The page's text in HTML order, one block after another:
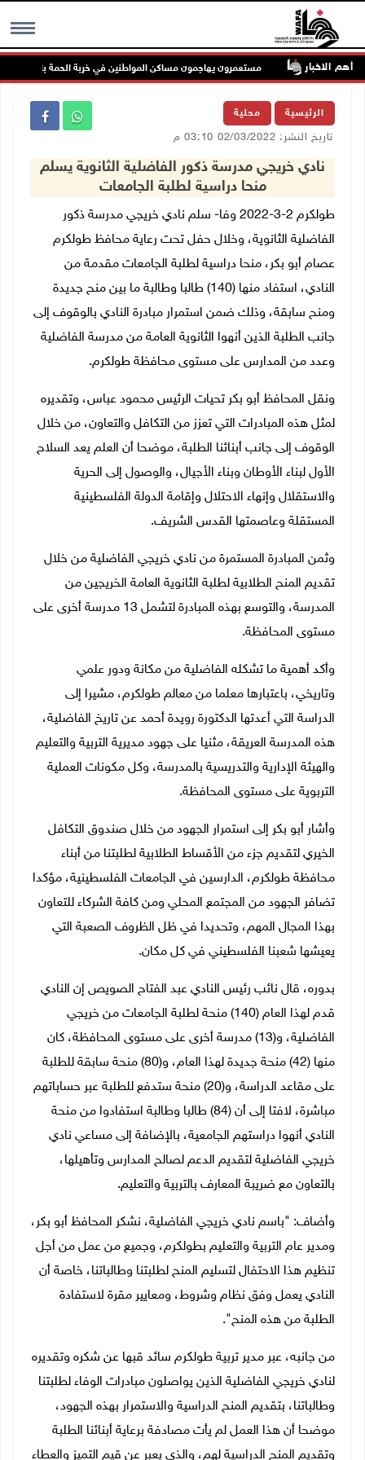
MENU أهم الاخبار مستعمرون يهاجمون مساكن المواطنين في خربة الحمة بالأغوار
الرئيسية محلية
تاريخ النشر: 02/03/2022 03:10 م
نادي خريجي مدرسة ذكور الفاضلية الثانوية يسلم
منحا دراسية لطلبة الجامعات
طولكرم 2-3-2022 وفا- سلم نادي خريجي مدرسة ذكور
الفاضلية الثانوية، وخلال حفل تحت رعاية محافظ طولكرم
عصام أبو بكر، منحا دراسية لطلبة الجامعات مقدمة من
النادي، استفاد منها (140) طالبا وطالبة ما بين منح جديدة
ومنح سابقة، وذلك ضمن استمرار مبادرة النادي بالوقوف إلى
جانب الطلبة الذين أنهوا الثانوية العامة من مدرسة الفاضلية
وعدد من المدارس على مستوى محافظة طولكرم.
ونقل المحافظ أبو بكر تحيات الرئيس محمود عباس، وتقديره
لمثل هذه المبادرات التي تعزز من التكافل والتعاون، من خلال
الوقوف إلى جانب أبنائنا الطلبة، موضحا أن العلم يعد السلاح
الأول لبناء الأوطان وبناء الأجيال، والوصول إلى الحرية
والاستقلال وإنهاء الاحتلال وإقامة الدولة الفلسطينية
المستقلة وعاصمتها القدس الشريف.
وثمن المبادرة المستمرة من نادي خريجي الفاضلية من خلال
تقديم المنح الطلابية لطلبة الثانوية العامة الخريجين من
المدرسة، والتوسع بهذه المبادرة لتشمل 13 مدرسة أخرى على
مستوى المحافظة.
وأكد أهمية ما تشكله الفاضلية من مكانة ودور علمي
وتاريخي، باعتبارها معلما من معالم طولكرم، مشيرا إلى
الدراسة التي أعدتها الدكتورة رويدة أحمد عن تاريخ الفاضلية،
هذه المدرسة العريقة، مثنيا على جهود مديرية التربية والتعليم
والهيئة الإدارية والتدريسية بالمدرسة، وكل مكونات العملية
التربوية على مستوى المحافظة.
وأشار أبو بكر إلى استمرار الجهود من خلال صندوق التكافل
الخيري لتقديم جزء من الأقساط الطلابية لطلبتنا من أبناء
محافظة طولكرم، الدارسين في الجامعات الفلسطينية، مؤكدا
تضافر الجهود من المجتمع المحلي ومن كافة الشركاء للتعاون
بهذا المجال المهم، وتحديدا في ظل الظروف الصعبة التي
يعيشها شعبنا الفلسطيني في كل مكان.
بدوره، قال نائب رئيس النادي عبد الفتاح الصويص إن النادي
قدم لهذا العام (140) منحة لطلبة الجامعات من خريجي
الفاضلية، و(13) مدرسة أخرى على مستوى المحافظة، كان
منها (42) منحة جديدة لهذا العام، و(80) منحة سابقة للطلبة
على مقاعد الدراسة، و(20) منحة ستدفع للطلبة عبر حساباتهم
مباشرة، لافتا إلى أن (84) طالبا وطالبة استفادوا من منحة
النادي أنهوا دراستهم الجامعية، بالإضافة إلى مساعي نادي
خريجي الفاضلية لتقديم الدعم لصالح المدارس وتأهيلها،
بالتعاون مع ضريبة المعارف بالتربية والتعليم.
وأضاف: "باسم نادي خريجي الفاضلية، نشكر المحافظ أبو بكر،
ومدير عام التربية والتعليم بطولكرم، وجميع من عمل من أجل
تنظيم هذا الاحتفال لتسليم المنح لطلبتنا وطالباتنا، خاصة أن
النادي يعمل وفق نظام وشروط، ومعايير مقرة لاستفادة
الطلبة من هذه المنح".
من جانبه، عبر مدير تربية طولكرم سائد قبها عن شكره وتقديره
لنادي خريجي الفاضلية الذين يواصلون مبادرات الوفاء لطلبتنا
وطالباتنا، بتقديم المنح الدراسية والاستمرار بهذه الجهود،
موضحا أن هذا العمل لم يأت مصادفة برعاية أبنائنا الطلبة
وتقديم المنح الدراسية لهم، والذي يعبر عن قيم التميز والعطاء